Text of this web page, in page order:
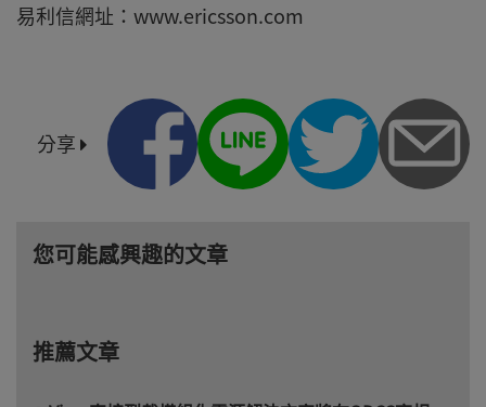
易利信網址：www.ericsson.com
分享
您可能感興趣的文章
推薦文章